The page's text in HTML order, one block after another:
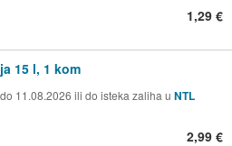
1,29 €
15 l, 1 kom
11.08.2026 ili do isteka zaliha u NTL
2,99 €